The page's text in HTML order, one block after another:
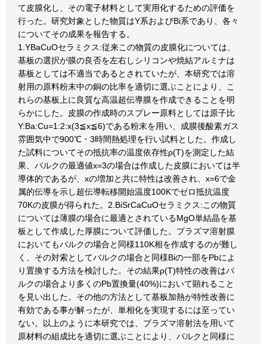
て皮膜化し、その電子材料として実用化するための評価を
行った。研究対象とした物質はY系およびBi系であり、各々
についてその成果を報告する。
1.YBaCuOセラミクス:従来この物質の皮膜化については、
基板の選択が膜の良否を左右しシリコンや焼結アルミナは
基板としては不適当であるとされていたが、本研究では溶
射用の原料粉末中の銅の比率を適切に選ぶことにより、こ
れらの基板上に良質な高温超伝導膜を作成できることを明
らかにした。皮膜の作成時のスプレー原料としては原子比
Y:Ba:Cu=1:2:x(3≦x≦6)である粉末を用い、成膜後酸素ガス
雰囲気中で900℃・3時間熱処理を行い試料とした。作成し
た試料についてその抵抗率の温度依存性ρ(T)を測定した結
果、バルクの最適値x=3の場合は作成した皮膜においては半
導体的であるが、xの増加と共に特性は改善され、x=6で金
属的伝導を示し超伝導転移開始温度100Kでゼロ抵抗温度
70Kの皮膜が得られた。2.BiSrCaCuOセラミクス:この物質
については薄膜の場合に最適とされているMgO単結晶を基
板として作成した厚膜について評価した。プラズマ溶射膜
においてもバルクの場合と同様110K相を作成するのが難し
く、その対索としてバルクの場合と同様Biの一部をPbによ
り置換する方法を検討した。その結果ρ(T)特性の改善はバ
ルクの場合より多くのPb置換量(40%)において顕れること
を見い出した。その他の方法として基板加熱が特性改善に
有効である事が解ったが、単相化を実現するには至ってい
ない。以上のように本研究では、プラズマ溶射法を用いて
原材料の組成比を適切に選ぶことにより、バルクと同様に